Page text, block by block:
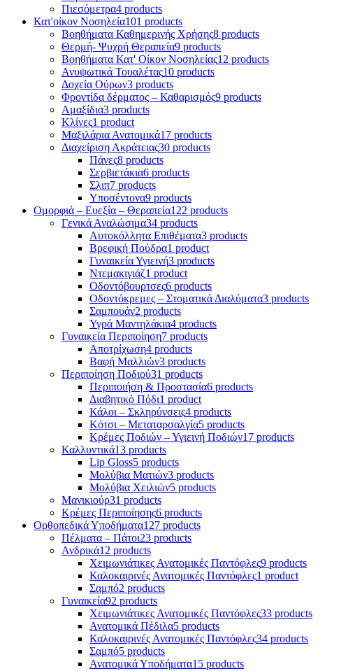
Πιεσόμετρα4 products
Κατ'οίκον Νοσηλεία101 products
Βοηθήματα Καθημερινής Χρήσης8 products
Θερμή- Ψυχρή Θεραπεία9 products
Βοηθήματα Κατ' Οίκον Νοσηλείας12 products
Ανυψωτικά Τουαλέτας10 products
Δοχεία Ούρων3 products
Φροντίδα δέρματος – Καθαρισμός9 products
Αμαξίδια3 products
Κλίνες1 product
Μαξιλάρια Ανατομικά17 products
Διαχείριση Ακράτειας30 products
Πάνες8 products
Σερβιετάκια6 products
Σλιπ7 products
Υποσέντονα9 products
Ομορφιά – Ευεξία – Θεραπεία122 products
Γενικά Αναλώσιμα34 products
Αυτοκόλλητα Επιθέματα3 products
Βρεφική Πούδρα1 product
Γυναικεία Υγιεινή3 products
Ντεμακιγιάζ1 product
Οδοντόβουρτσες6 products
Οδοντόκρεμες – Στοματικά Διαλύματα3 products
Σαμπουάν2 products
Υγρά Μαντηλάκια4 products
Γυναικεία Περιποίηση7 products
Αποτρίχωση4 products
Βαφή Μαλλιών3 products
Περιποίηση Ποδιού31 products
Περιποιήση & Προστασία6 products
Διαβητικό Πόδι1 product
Κάλοι – Σκληρύνσεις4 products
Κότσι – Μεταταρσαλγία5 products
Κρέμες Ποδιών – Υγιεινή Ποδιών17 products
Καλλυντικά13 products
Lip Gloss5 products
Μολύβια Ματιών3 products
Μολύβια Χειλιών5 products
Μανικιούρ31 products
Κρέμες Περιποίησης6 products
Ορθοπεδικά Υποδήματα127 products
Πέλματα – Πάτοι23 products
Ανδρικά12 products
Χειμωνιάτικες Ανατομικές Παντόφλες9 products
Καλοκαιρινές Ανατομικές Παντόφλες1 product
Σαμπό2 products
Γυναικεία92 products
Χειμωνιάτικες Ανατομικές Παντόφλες33 products
Ανατομικά Πέδιλα5 products
Καλοκαιρινές Ανατομικές Παντόφλες34 products
Σαμπό5 products
Ανατομικά Υποδήματα15 products